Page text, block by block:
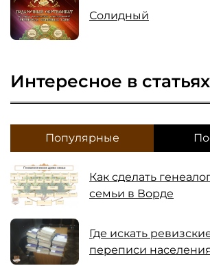
Солидный
Интересное в статьях
Популярные
Как сделать
семьи в Ворде
Где искать
переписи населения